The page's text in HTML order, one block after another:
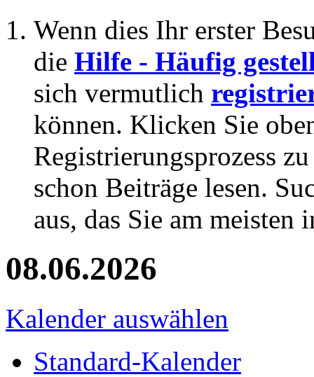
Wenn dies Ihr erster
die Hilfe - Häufig
sich vermutlich
können. Klicken Sie
Registrierungsprozess
schon Beiträge lesen.
aus, das Sie am meisten
08.06.2026
Kalender auswählen
Standard-Kalender